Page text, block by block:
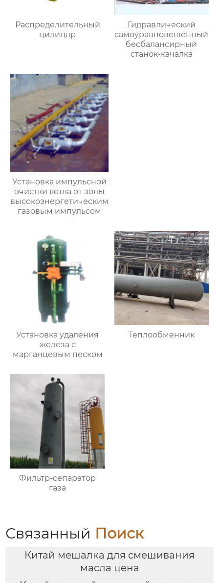
Распределительный
цилиндр
Гидравлический
самоуравновешенный
бесбалансирный
станок-качалка
Установка импульсной
очистки котла от золы
высокоэнергетическим
газовым импульсом
Установка удаления
железа с
марганцевым песком
Теплообменник
Фильтр-сепаратор
газа
Связанный Поиск
Китай мешалка для смешивания
масла цена